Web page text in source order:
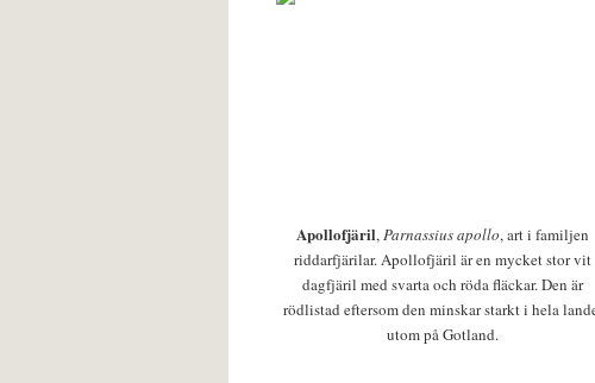
Apollofjäril,Parnassius apollo, art i familjen
riddarfjärilar. Apollofjäril är en mycket stor vit
dagfjäril med svarta och röda fläckar. Den är
rödlistad eftersom den minskar starkt i hela
utom på Gotland.